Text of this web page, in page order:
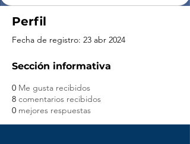
Perfil
Fecha de registro: 23 abr 2024
Sección informativa
0 Me gusta recibidos
8 comentarios recibidos
0 mejores respuestas